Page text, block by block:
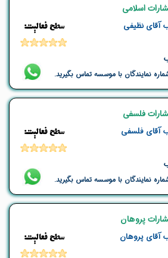
​​سطح فعالیت: آقای نظیفی
نمایندگان با موسسه تماس بگیرید.
اسلامی
​​سطح فعالیت: آقای فلسفی
نمایندگان با موسسه تماس بگیرید.
فلسفی
​​سطح فعالیت: آقای پروهان
پروهان